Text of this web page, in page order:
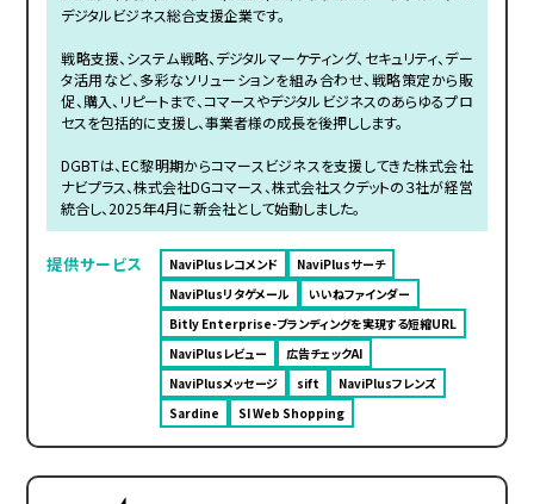
デジタルビジネス総合支援企業です。
戦略支援、システム戦略、デジタルマーケティング、セキュリティ、デー
タ活用など、多彩なソリューションを組み合わせ、戦略策定から販
促、購入、リピートまで、コマースやデジタルビジネスのあらゆるプロ
セスを包括的に支援し、事業者様の成長を後押しします。
DGBTは、EC黎明期からコマースビジネスを支援してきた株式会社
ナビプラス、株式会社DGコマース、株式会社スクデットの３社が経営
統合し、2025年4月に新会社として始動しました。
提供サービス NaviPlusレコメンド
NaviPlusサーチ
NaviPlusリタゲメール
いいねファインダー
Bitly Enterprise-ブランディングを実現する短縮URL
NaviPlusレビュー
広告チェックAI
NaviPlusメッセージ
sift
NaviPlusフレンズ
Sardine
SI Web Shopping